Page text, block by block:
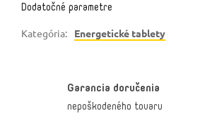
Dodatočné parametre
Kategória: Energetické tablety
Garancia doručenia
nepoškodeného tovaru